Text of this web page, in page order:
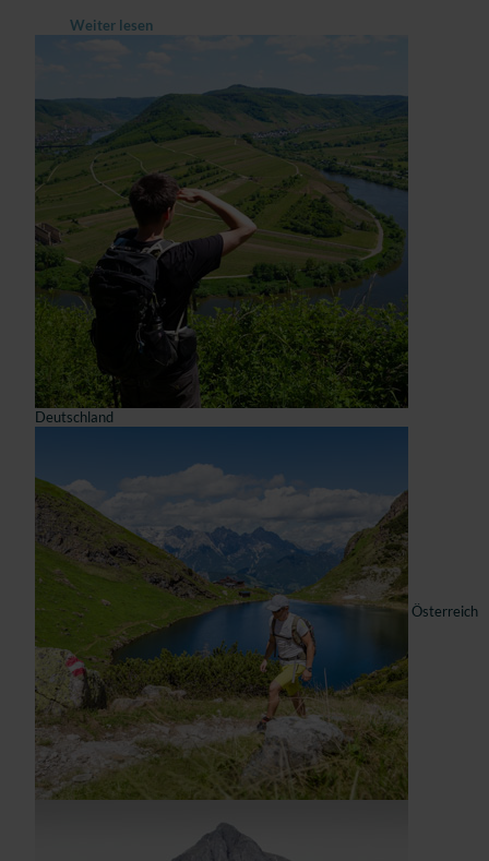
Weiter lesen
Deutschland
Österreich